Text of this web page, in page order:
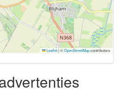
Leaflet|©OpenStreetMapcontributors